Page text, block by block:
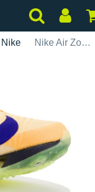
Nike Nike Air Zoom Maxfly 2